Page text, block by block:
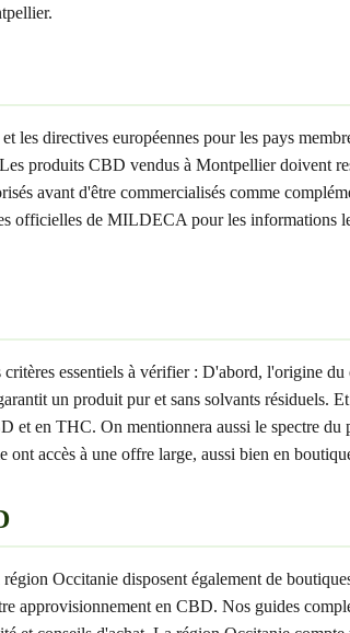
directives européennes pour les pays
produits CBD vendus à Montpellier doivent
avant d'être commercialisés comme
officielles de MILDECA pour les informations
essentiels à vérifier : D'abord, l'origine
un produit pur et sans solvants
et en THC. On mentionnera aussi le spectre
accès à une offre large, aussi bien en
Occitanie disposent également de
approvisionnement en CBD. Nos guides